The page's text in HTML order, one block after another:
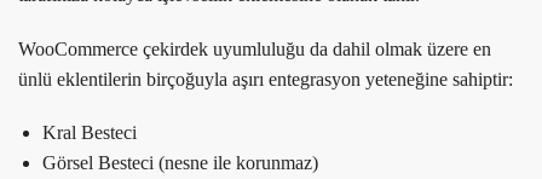
WooCommerce çekirdek uyumluluğu da dahil olmak üzere en
ünlü eklentilerin birçoğuyla aşırı entegrasyon yeteneğine sahiptir:
Kral Besteci
Görsel Besteci (nesne ile korunmaz)